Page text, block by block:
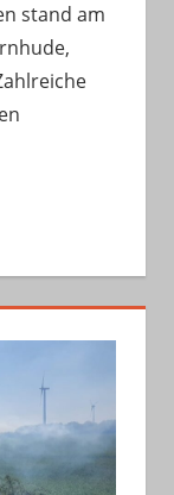
stand am